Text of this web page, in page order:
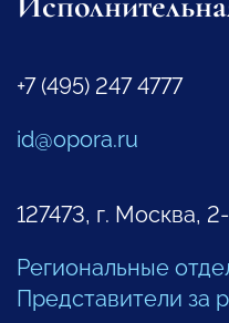
+7 (495) 247 4777
id@opora.ru
127473, г. Москва,
Региональные
Представители за